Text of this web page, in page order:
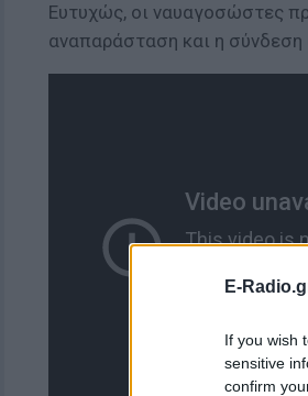
E-
If you wish
sensitive
confirm
Ευτυχώς, οι ναυαγοσώστες
αναπαράσταση και η